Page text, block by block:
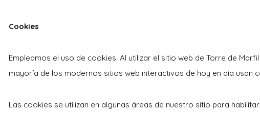
Cookies
Empleamos el uso de cookies. Al utilizar el sitio web de Torre de
mayoría de los modernos sitios web interactivos de hoy en día
Las cookies se utilizan en algunas áreas de nuestro sitio para